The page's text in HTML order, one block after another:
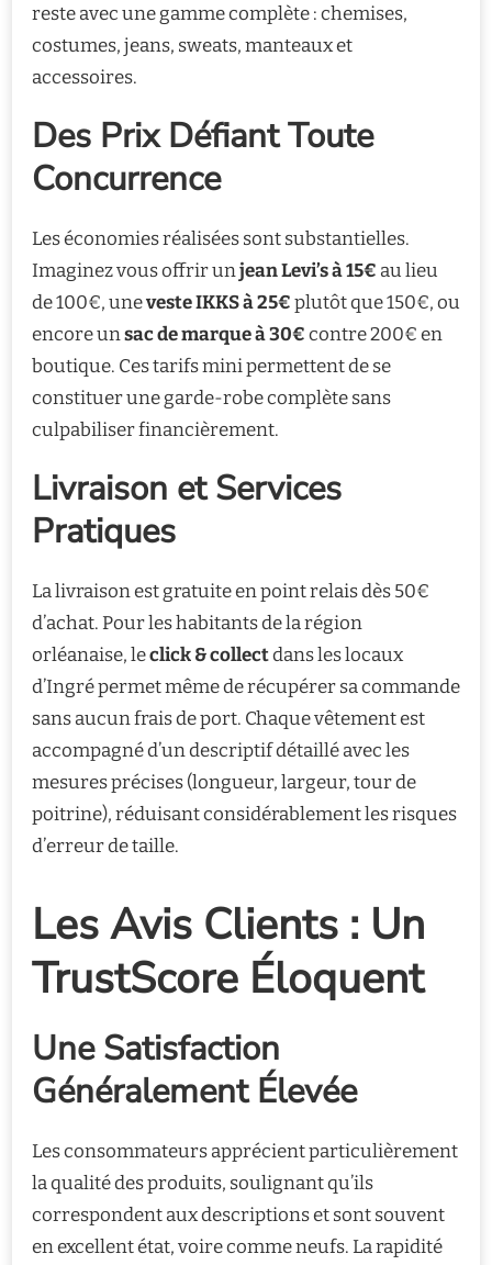
reste avec une gamme complète : chemises,
costumes, jeans, sweats, manteaux et
accessoires.
Des Prix Défiant Toute
Concurrence
Les économies réalisées sont substantielles.
Imaginez vous offrir unjean Levi’s à 15€ au lieu
de 100€, uneveste IKKS à 25€plutôt que 150€, ou
encore unsac de marque à 30€contre 200€ en
boutique. Ces tarifs mini permettent de se
constituer une garde-robe complète sans
culpabiliser financièrement.
Livraison et Services
Pratiques
La livraison est gratuite en point relais dès 50€
d’achat. Pour les habitants de la région
orléanaise, leclick & collectdans les locaux
d’Ingré permet même de récupérer sa commande
sans aucun frais de port. Chaque vêtement est
accompagné d’un descriptif détaillé avec les
mesures précises (longueur, largeur, tour de
poitrine), réduisant considérablement les risques
d’erreur de taille.
Les Avis Clients : Un
TrustScore Éloquent
Une Satisfaction
Généralement Élevée
Les consommateurs apprécient particulièrement
la qualité des produits, soulignant qu’ils
correspondent aux descriptions et sont souvent
en excellent état, voire comme neufs. La rapidité